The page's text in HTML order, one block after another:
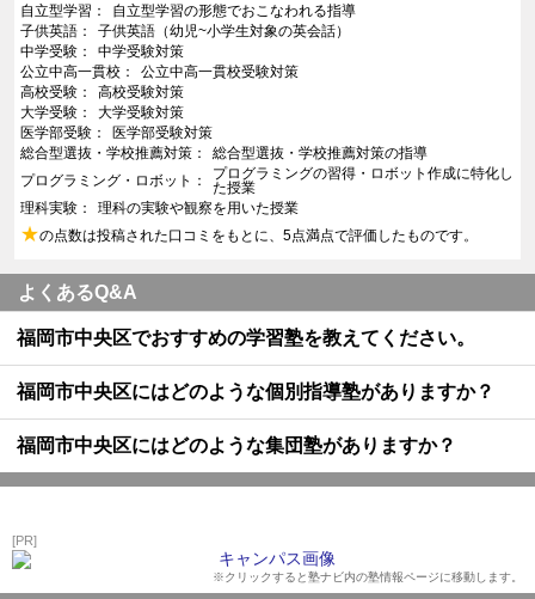
自立型学習
自立型学習の形態でおこなわれる指導
子供英語
子供英語（幼児~小学生対象の英会話）
中学受験
中学受験対策
公立中高一貫校
公立中高一貫校受験対策
高校受験
高校受験対策
大学受験
大学受験対策
医学部受験
医学部受験対策
総合型選抜・学校推薦対策
総合型選抜・学校推薦対策の指導
プログラミング・ロボット
プログラミングの習得・ロボット作成に特化し
た授業
理科実験
理科の実験や観察を用いた授業
★の点数は投稿された口コミをもとに、5点満点で評価したものです。
よくあるQ&A
福岡市中央区でおすすめの学習塾を教えてください。
福岡市中央区にはどのような個別指導塾がありますか？
福岡市中央区にはどのような集団塾がありますか？
[PR]
※クリックすると塾ナビ内の塾情報ページに移動します。